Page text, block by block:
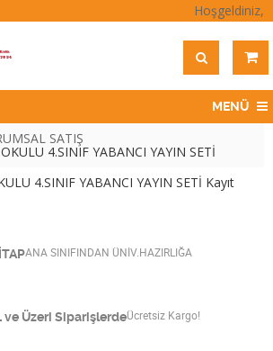
Hoşgeldiniz,
MENÜ
SATIŞ
4.SINIF YABANCI YAYIN SETİ
4.SINIF YABANCI YAYIN SETİ Kayıt
ANA SINIFINDAN ÜNİV.HAZIRLIĞA
ve Üzeri SiparişlerdeÜcretsiz Kargo!